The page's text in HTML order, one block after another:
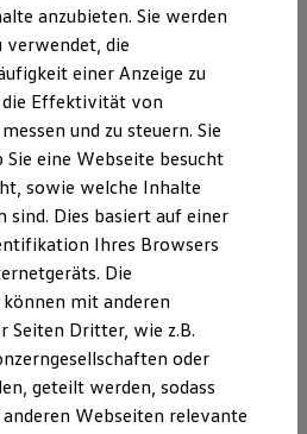
und Lifestyle Produkte
Strom
für Privatkunden
für Gewerbekunden
Ladekabel
der Elektrofahrzeuge
für Privatkunden
für Gewerbekunden
Pinneberg
1190 EL
Pinneberg
169 EL
Frank
Industrie- und
224103 Kiel
anzubieten. Sie werden
verwendet, die
einer Anzeige zu
die Effektivität von
und zu steuern. Sie
eine Webseite besucht
sowie welche Inhalte
sind. Dies basiert auf einer
Ihres Browsers
Die
mit anderen
Seiten Dritter, wie z.B.
oder
geteilt werden, sodass
Webseiten relevante